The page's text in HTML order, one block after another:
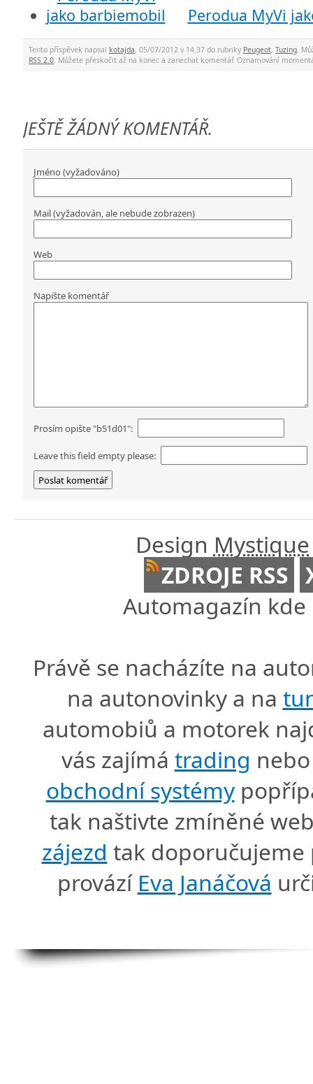
Perodua MyVi
Tento příspěvek napsal kotajda, 05/07/2012 v 14.37 do rubriky Peugeot, Tuzing.
RSS 2.0. Můžete přeskočit až na konec a zanechat komentář. Oznamování
JEŠTĚ ŽÁDNÝ KOMENTÁŘ.
Jméno (vyžadováno)
Mail (vyžadován, ale nebude zobrazen)
Web
Napište komentář
Prosím opište "b51d01":
Leave this field empty please:
Design Mystique
ZDROJE RSS
Automagazín
Právě se nacházíte na
na autonovinky a na
automobiů a motorek
vás zajímá trading
obchodní systémy
tak naštivte zmíněné
zájezd tak doporučujeme
provází Eva Janáčová